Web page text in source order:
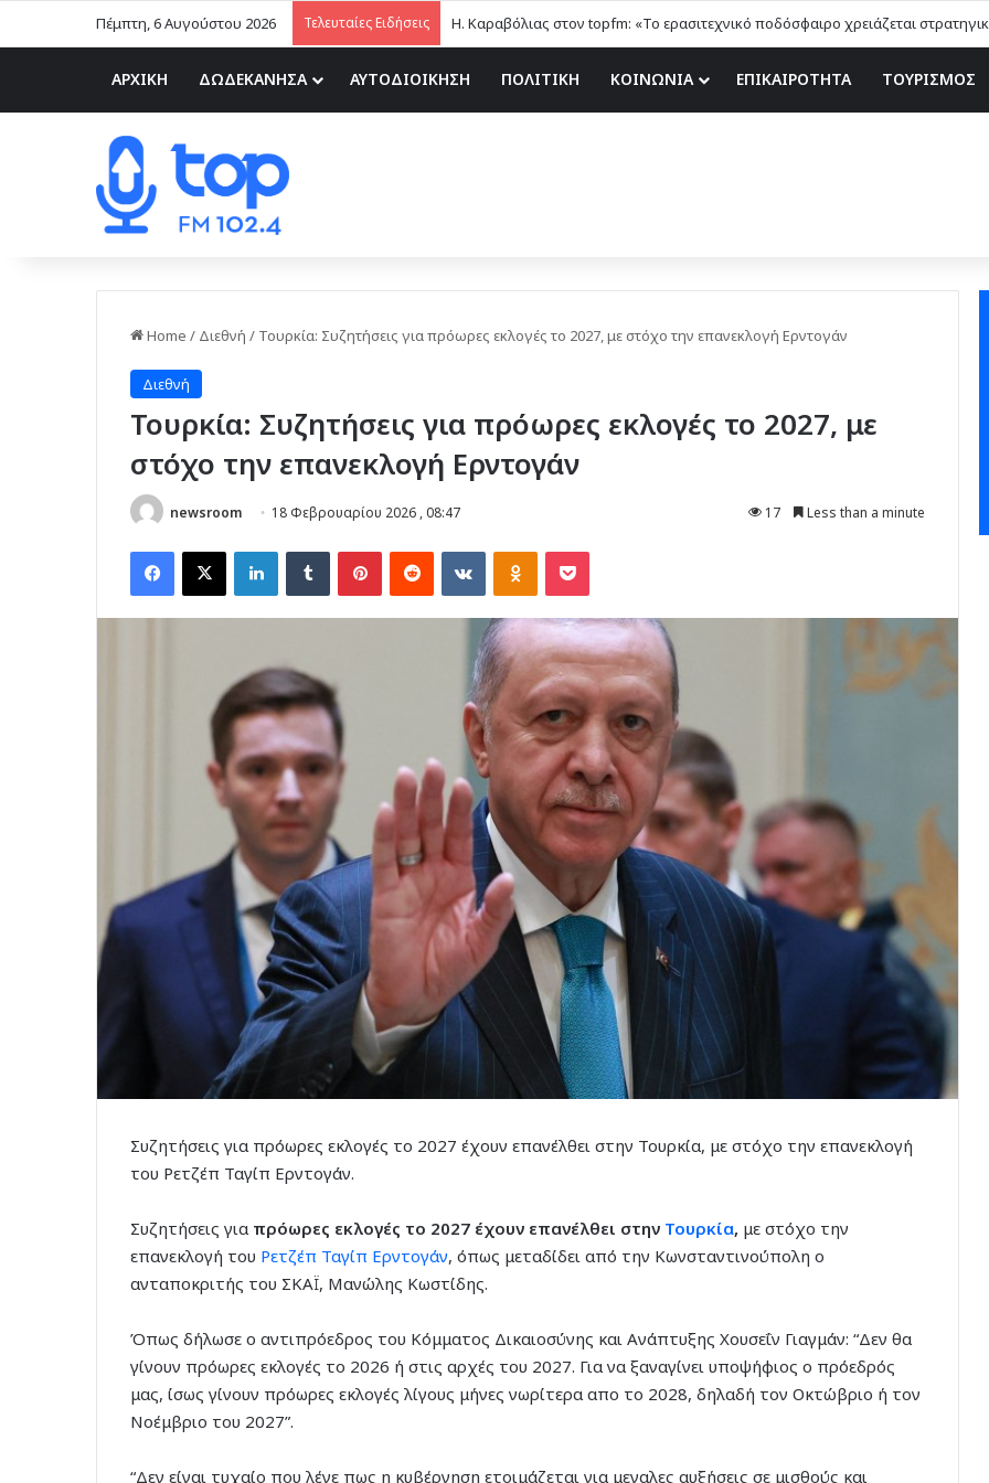
Πέμπτη, 6 Αυγούστου 2026 Τελευταίες Ειδήσεις
ΑΡΧΙΚΗ ΔΩΔΕΚΑΝΗΣΑ ΑΥΤΟΔΙΟΙΚΗΣΗ ΠΟΛΙΤΙΚΗ ΚΟΙΝΩΝΙΑ ΕΠΙΚΑΙΡΟΤΗΤΑ ΤΟΥΡΙΣΜΟΣ
Home / Διεθνή / Τουρκία: Συζητήσεις για πρόωρες εκλογές το 2027, με στόχο την επανεκλογή Ερντογάν
Διεθνή
Τουρκία: Συζητήσεις για πρόωρες εκλογές το 2027, με
στόχο την επανεκλογή Ερντογάν
newsroom 18 Φεβρουαρίου 2026 , 08:47 17 Less than a minute
Facebook
X LinkedInTumblr PinterestReddit VKontakteOdnoklassniki
Pocket
Συζητήσεις για πρόωρες εκλογές το 2027 έχουν επανέλθει στην Τουρκία, με στόχο την επανεκλογή
του Ρετζέπ Ταγίπ Ερντογάν.
Συζητήσεις για πρόωρες εκλογές το 2027 έχουν επανέλθει στην Τουρκία, με στόχο την
επανεκλογή του Ρετζέπ Ταγίπ Ερντογάν, όπως μεταδίδει από την Κωνσταντινούπολη ο
ανταποκριτής του ΣΚΑΪ, Μανώλης Κωστίδης.
Όπως δήλωσε ο αντιπρόεδρος του Κόμματος Δικαιοσύνης και Ανάπτυξης Χουσεΐν Γιαγμάν: “Δεν θα
γίνουν πρόωρες εκλογές το 2026 ή στις αρχές του 2027. Για να ξαναγίνει υποψήφιος ο πρόεδρός
μας, ίσως γίνουν πρόωρες εκλογές λίγους μήνες νωρίτερα απο το 2028, δηλαδή τον Οκτώβριο ή τον
Νοέμβριο του 2027”.
“Δεν είναι τυχαίο που λένε πως η κυβέρνηση ετοιμάζεται για μεγαλες αυξήσεις σε μισθούς και